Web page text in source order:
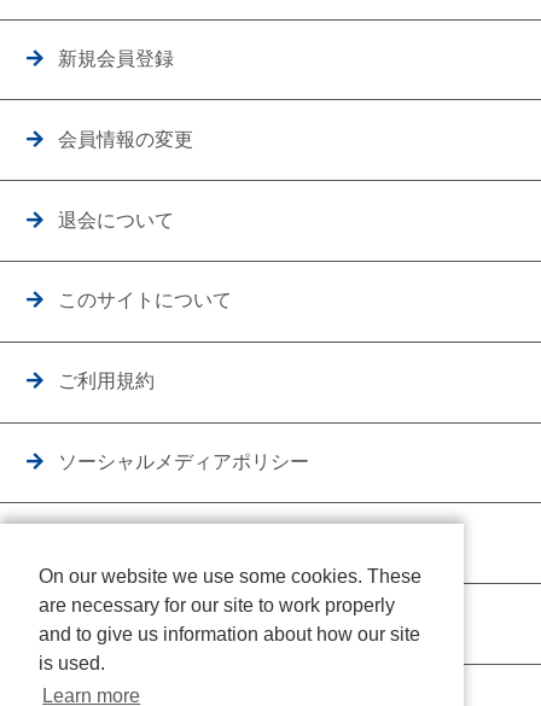
新規会員登録
会員情報の変更
退会について
このサイトについて
ご利用規約
ソーシャルメディアポリシー
クッキーポリシー
On our website we use some cookies. These
are necessary for our site to work properly
and to give us information about how our site
is used.
Learn more